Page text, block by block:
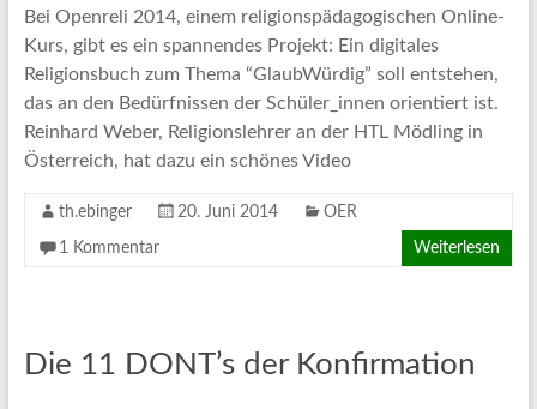
Bei Openreli 2014, einem religionspädagogischen Online-
Kurs, gibt es ein spannendes Projekt: Ein digitales
Religionsbuch zum Thema “GlaubWürdig” soll entstehen,
das an den Bedürfnissen der Schüler_innen orientiert ist.
Reinhard Weber, Religionslehrer an der HTL Mödling in
Österreich, hat dazu ein schönes Video
th.ebinger 20. Juni 2014 OER
1 Kommentar Weiterlesen
Die 11 DONT’s der Konfirmation